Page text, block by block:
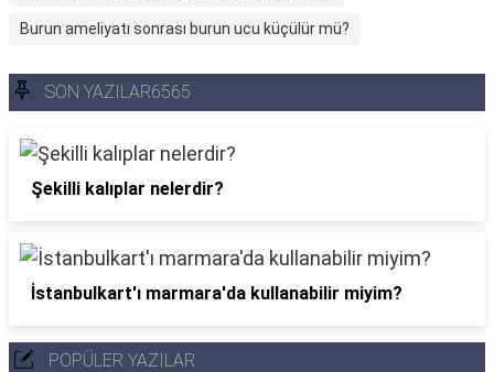
Burun ameliyatı sonrası burun ucu küçülür mü?
SON YAZILAR6565
Şekilli kalıplar nelerdir?
İstanbulkart'ı marmara'da kullanabilir miyim?
POPÜLER YAZILAR